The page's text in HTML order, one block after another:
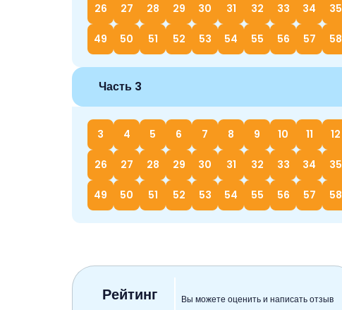
26 27 28 29 30 31 32 33 34 35
49 50 51 52 53 54 55 56 57 58
Часть 3
3 4 5 6 7 8 9 10 11 12
26 27 28 29 30 31 32 33 34 35
49 50 51 52 53 54 55 56 57 58
Рейтинг Вы можете оценить и написать отзыв